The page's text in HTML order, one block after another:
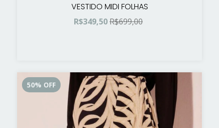
VESTIDO MIDI FOLHAS
R$349,50R$699,00
50% OFF